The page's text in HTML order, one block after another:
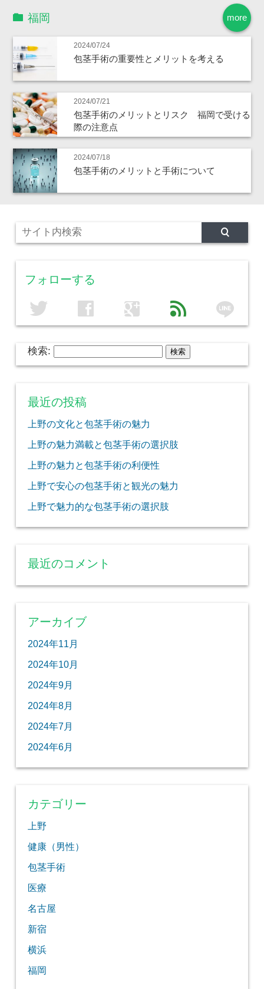
more
福岡
2024/07/24
包茎手術の重要性とメリットを考える
2024/07/21
包茎手術のメリットとリスク 福岡で受ける
際の注意点
2024/07/18
包茎手術のメリットと手術について
フォローする
twitter facebook google feed line
検索:
最近の投稿
上野の文化と包茎手術の魅力
上野の魅力満載と包茎手術の選択肢
上野の魅力と包茎手術の利便性
上野で安心の包茎手術と観光の魅力
上野で魅力的な包茎手術の選択肢
最近のコメント
アーカイブ
2024年11月
2024年10月
2024年9月
2024年8月
2024年7月
2024年6月
カテゴリー
上野
健康（男性）
包茎手術
医療
名古屋
新宿
横浜
福岡